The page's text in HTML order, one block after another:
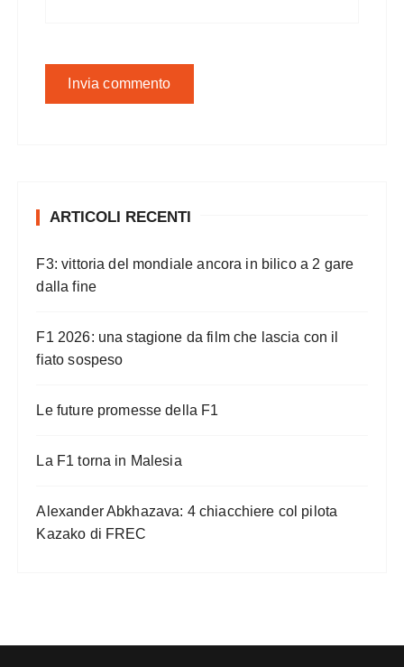
ARTICOLI RECENTI
F3: vittoria del mondiale ancora in bilico a 2 gare
dalla fine
F1 2026: una stagione da film che lascia con il
fiato sospeso
Le future promesse della F1
La F1 torna in Malesia
Alexander Abkhazava: 4 chiacchiere col pilota
Kazako di FREC